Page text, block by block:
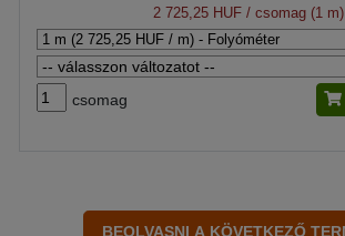
2 725,25 HUF / csomag (1 m)
csomag